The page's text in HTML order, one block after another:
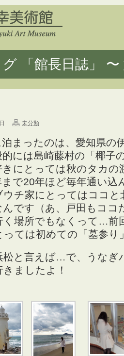
「館長日誌」
未分類
まったのは、愛知県の
的には島崎藤村の「椰子
きにとっては秋のタカの
で20年ほど毎年通い込
チ家にとってはココと
んです（あ、戸田もココ
く場所でもなくって…前
っては初めての「墓参り
松と言えば…で、うなぎ
ましたよ！